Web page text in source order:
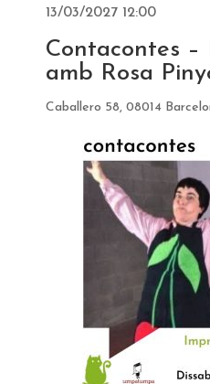
13/03/2027 12:00
Contacontes –
amb Rosa
Caballero 58, 08014